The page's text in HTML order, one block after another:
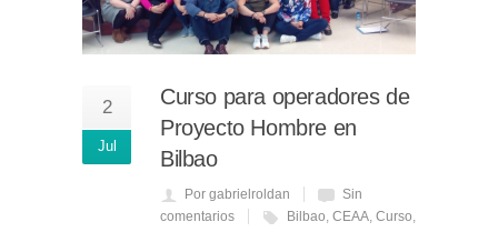
2
Jul
Curso para operadores de
Proyecto Hombre en
Bilbao
Por gabrielroldan
Sin
comentarios
Bilbao CEAA Curso